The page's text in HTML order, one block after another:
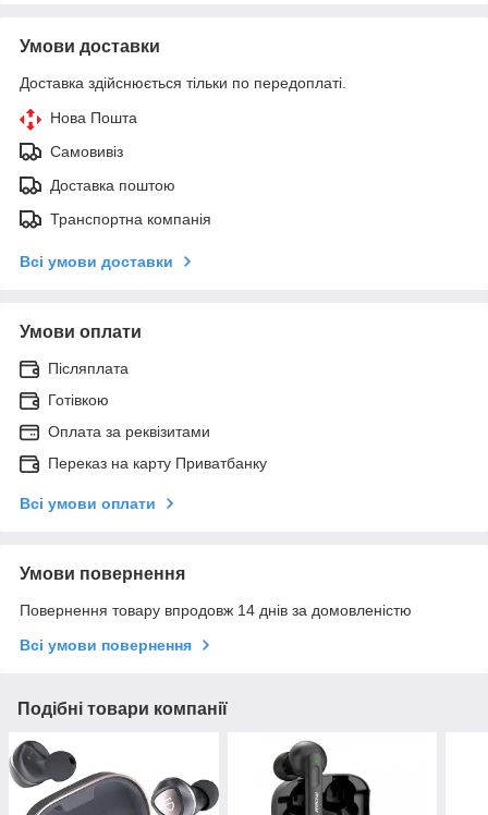
Умови доставки
Доставка здійснюється тільки по передоплаті.
Нова Пошта
Самовивіз
Доставка поштою
Транспортна компанія
Всі умови доставки
Умови оплати
Післяплата
Готівкою
Оплата за реквізитами
Переказ на карту Приватбанку
Всі умови оплати
Умови повернення
Повернення товару впродовж 14 днів за домовленістю
Всі умови повернення
Подібні товари компанії